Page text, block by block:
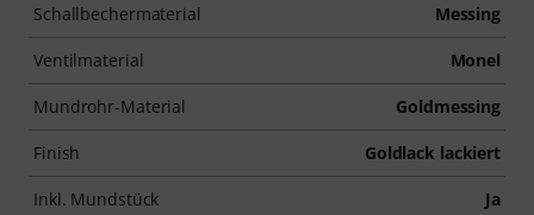
Schallbechermaterial Messing
Ventilmaterial Monel
Mundrohr-Material Goldmessing
Finish Goldlack lackiert
Inkl. Mundstück Ja